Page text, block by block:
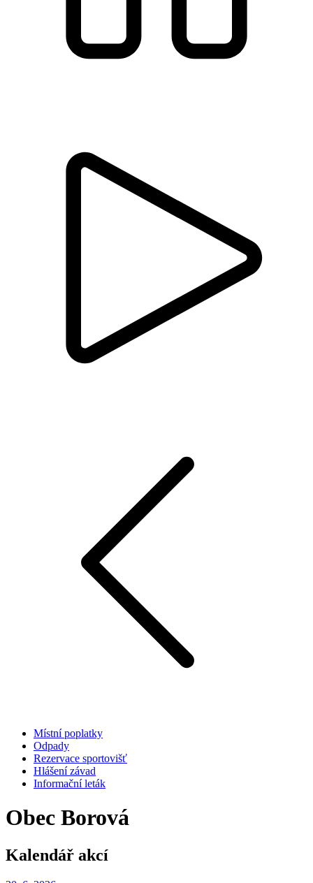
Místní poplatky
Odpady
Rezervace sportovišť
Hlášení závad
Informační leták
Obec Borová
Kalendář akcí